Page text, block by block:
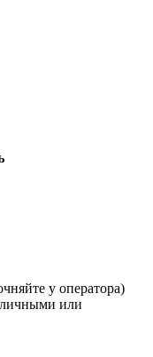
у оператора)
или